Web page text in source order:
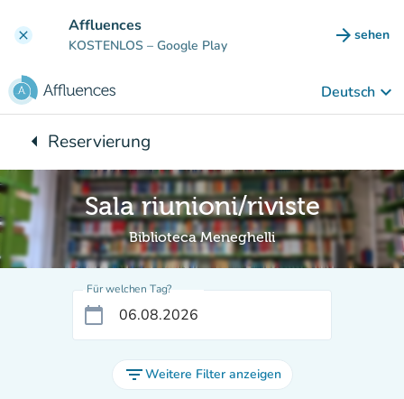
clear Affluences
KOSTENLOS – Google Play arrow_forward sehen
(new
Deutsch keyboard_arrow_down
arrow_leftZurück zu:
Reservierung
Sala riunioni/riviste
Biblioteca Meneghelli
Für welchen Tag?
calendar_today
filter_listWeitere Filter anzeigen